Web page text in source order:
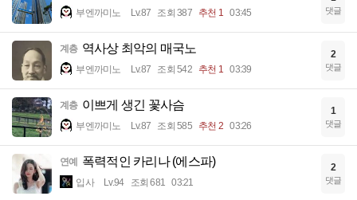
부엔까미노 Lv.87 조회 387 추천 1 03:45 댓글
계층 역사상 최악의 매국노
부엔까미노 Lv.87 조회 542 추천 1 03:39
2
댓글
계층 이쁘게 생긴 꽃사슴
부엔까미노 Lv.87 조회 585 추천 2 03:26
1
댓글
연예 폭력적인 카리나 (에스파)
입사 Lv.94 조회 681 03:21
2
댓글